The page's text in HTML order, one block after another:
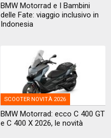
BMW Motorrad e I Bambini
delle Fate: viaggio inclusivo in
Indonesia
SCOOTER NOVITÀ 2026
BMW Motorrad: ecco C 400 GT
e C 400 X 2026, le novità